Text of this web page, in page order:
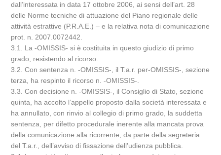
dall’interessata in data 17 ottobre 2006, ai sensi dell’art. 28
delle Norme tecniche di attuazione del Piano regionale delle
attività estrattive (P.R.A.E.) – e la relativa nota di comunicazione
prot. n. 2007.0072442.
3.1. La -OMISSIS- si è costituita in questo giudizio di primo
grado, resistendo al ricorso.
3.2. Con sentenza n. -OMISSIS-, il T.a.r. per-OMISSIS-, sezione
terza, ha respinto il ricorso n. -OMISSIS-.
3.3. Con decisione n. -OMISSIS-, il Consiglio di Stato, sezione
quinta, ha accolto l’appello proposto dalla società interessata e
ha annullato, con rinvio al collegio di primo grado, la suddetta
sentenza, per difetto procedurale inerente alla mancata prova
della comunicazione alla ricorrente, da parte della segreteria
del T.a.r., dell’avviso di fissazione dell’udienza pubblica.